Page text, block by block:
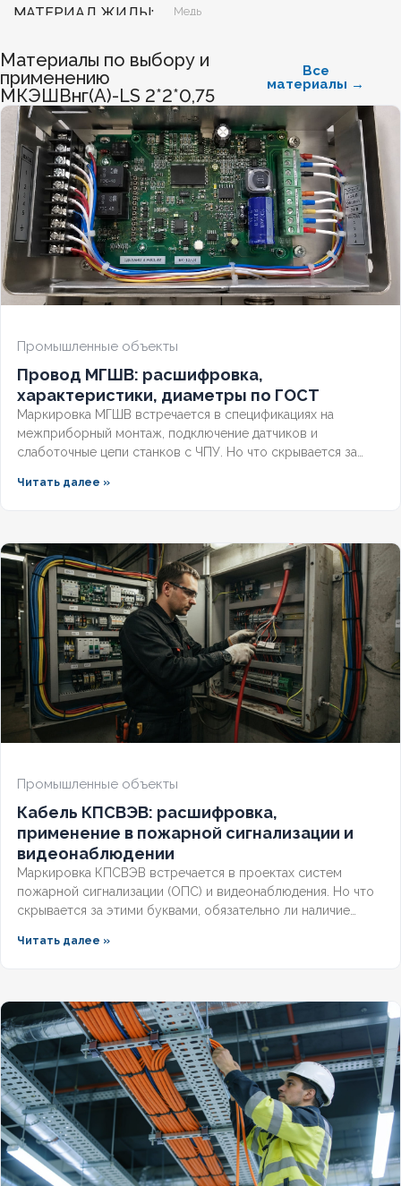
МАТЕРИАЛ ЖИЛЫ Медь
БЕЗГАЛОГЕННЫЙ Нет
ХЛАДОСТОЙКИЙ Нет
СЕЧЕНИЕ ТПЖ 1
ОГНЕСТОЙКИЙ Нет
НАЛИЧИЕ ЭКРАНА Да
КОЛИЧЕСТВО ЖИЛ 14
Материалы по выбору и
применению
МКЭШВнг(А)-LS 2*2*0,75
Все
материалы →
Промышленные объекты
Провод МГШВ: расшифровка,
характеристики, диаметры по ГОСТ
Маркировка МГШВ встречается в спецификациях на
межприборный монтаж, подключение датчиков и
слаботочные цепи станков с ЧПУ. Но что скрывается за
провод под конкретную задачу? Разберём полную
Читать далее »
Промышленные объекты
Кабель КПСВЭВ: расшифровка,
применение в пожарной сигнализации и
видеонаблюдении
Маркировка КПСВЭВ встречается в проектах систем
пожарной сигнализации (ОПС) и видеонаблюдения. Но что
скрывается за этими буквами, обязательно ли наличие
требованиям СП и ГОСТ? Разберём полную расшифровку,
Читать далее »